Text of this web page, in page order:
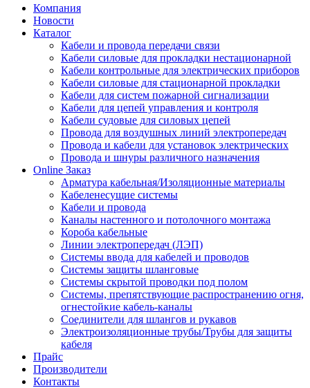
Компания
Новости
Каталог
Кабели и провода передачи связи
Кабели силовые для прокладки нестационарной
Кабели контрольные для электрических приборов
Кабели силовые для стационарной прокладки
Кабели для систем пожарной сигнализации
Кабели для цепей управления и контроля
Кабели судовые для силовых цепей
Провода для воздушных линий электропередач
Провода и кабели для установок электрических
Провода и шнуры различного назначения
Online Заказ
Арматура кабельная/Изоляционные материалы
Кабеленесущие системы
Кабели и провода
Каналы настенного и потолочного монтажа
Короба кабельные
Линии электропередач (ЛЭП)
Системы ввода для кабелей и проводов
Системы защиты шланговые
Системы скрытой проводки под полом
Системы, препятствующие распространению огня,
огнестойкие кабель-каналы
Соединители для шлангов и рукавов
Электроизоляционные трубы/Трубы для защиты
кабеля
Прайс
Производители
Контакты